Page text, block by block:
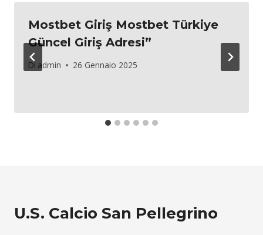
Mostbet Giriş Mostbet Türkiye
Güncel Giriş Adresi”
Di admin 26 Gennaio 2025
U.S. Calcio San Pellegrino